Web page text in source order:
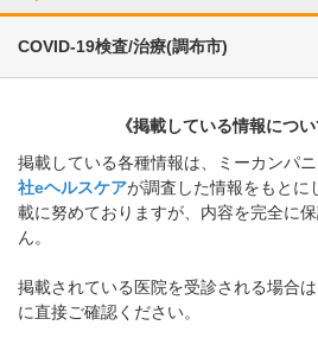
COVID-19検査/治療(調布市)
《掲載している情報につ
掲載している各種情報は、ミーカンパ
社eヘルスケアが調査した情報をもとに
載に努めておりますが、内容を完全に
ん。
掲載されている医院を受診される場合
に直接ご確認ください。